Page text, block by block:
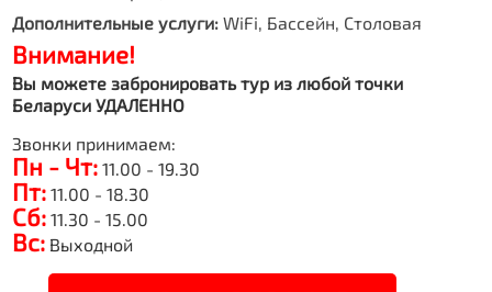
Дополнительные услуги: WiFi, Бассейн, Столовая
Внимание!
Вы можете забронировать тур из любой точки
Беларуси УДАЛЕННО
Звонки принимаем:
Пн - Чт: 11.00 - 19.30
Пт: 11.00 - 18.30
Сб: 11.30 - 15.00
Вс: Выходной